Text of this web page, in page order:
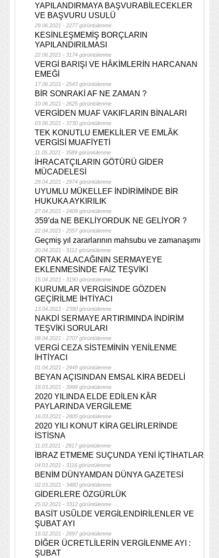
YAPILANDIRMAYA BAŞVURABİLECEKLER
VE BAŞVURU USULÜ
29.06.2021 - 2277 görüntülenme
KESİNLEŞMEMİŞ BORÇLARIN
YAPILANDIRILMASI
22.06.2021 - 3174 görüntülenme
VERGİ BARIŞI VE HÂKİMLERİN HARCANAN
EMEĞİ
17.06.2021 - 2543 görüntülenme
BİR SONRAKİ AF NE ZAMAN ?
10.06.2021 - 2625 görüntülenme
VERGİDEN MUAF VAKIFLARIN BİNALARI
03.06.2021 - 3730 görüntülenme
TEK KONUTLU EMEKLİLER VE EMLÂK
VERGİSİ MUAFİYETİ
11.05.2021 - 3589 görüntülenme
İHRACATÇILARIN GÖTÜRÜ GİDER
MÜCADELESİ
29.04.2021 - 2974 görüntülenme
UYUMLU MÜKELLEF İNDİRİMİNDE BİR
HUKUKA AYKIRILIK
27.04.2021 - 2409 görüntülenme
359’da NE BEKLİYORDUK NE GELİYOR ?
22.04.2021 - 2557 görüntülenme
Geçmiş yıl zararlarının mahsubu ve zamanaşımı
20.04.2021 - 3112 görüntülenme
ORTAK ALACAĞININ SERMAYEYE
EKLENMESİNDE FAİZ TEŞVİKİ
15.04.2021 - 3190 görüntülenme
KURUMLAR VERGİSİNDE GÖZDEN
GEÇİRİLME İHTİYACI
13.04.2021 - 2390 görüntülenme
NAKDİ SERMAYE ARTIRIMINDA İNDİRİM
TEŞVİKİ SORULARI
08.04.2021 - 2707 görüntülenme
VERGİ CEZA SİSTEMİNİN YENİLENME
İHTİYACI
01.04.2021 - 2449 görüntülenme
BEYAN AÇISINDAN EMSAL KİRA BEDELİ
18.03.2021 - 3999 görüntülenme
2020 YILINDA ELDE EDİLEN KÂR
PAYLARINDA VERGİLEME
16.03.2021 - 2805 görüntülenme
2020 YILI KONUT KİRA GELİRLERİNDE
İSTİSNA
11.03.2021 - 2917 görüntülenme
İBRAZ ETMEME SUÇUNDA YENİ İÇTİHATLAR
04.03.2021 - 3116 görüntülenme
BENİM DÜNYAMDAN DÜNYA GAZETESİ
02.03.2021 - 3480 görüntülenme
GİDERLERE ÖZGÜRLÜK
25.02.2021 - 3312 görüntülenme
BASİT USÛLDE VERGİLENDİRİLENLER VE
ŞUBAT AYI
18.02.2021 - 2697 görüntülenme
DİĞER ÜCRETLİLERİN VERGİLENME AYI :
ŞUBAT